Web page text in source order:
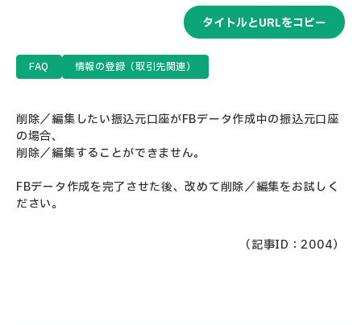
タイトルとURLをコピー
FAQ 情報の登録（取引先関連）
削除／編集したい振込元口座がFBデータ作成中の振込元口座
の場合、
削除／編集することができません。
FBデータ作成を完了させた後、改めて削除／編集をお試しく
ださい。
（記事ID：2004）